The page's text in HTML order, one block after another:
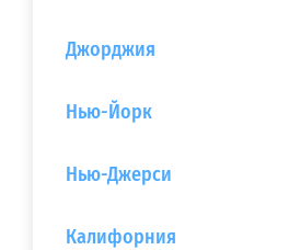
Джорджия
Нью-Йорк
Нью-Джерси‎
Калифорния